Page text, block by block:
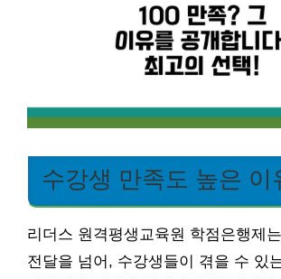
수강생 만족도 높은 이
리더스 원격평생교육원 학점은행제
전달을 넘어, 수강생들이 겪을 수 있